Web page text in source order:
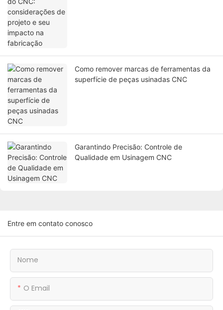
Como remover marcas de ferramentas da
superfície de peças usinadas CNC
Garantindo Precisão: Controle de
Qualidade em Usinagem CNC
Entre em contato conosco
Nome
O Email